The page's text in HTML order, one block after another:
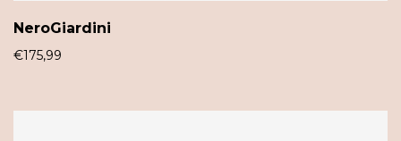
NeroGiardini
€175,99